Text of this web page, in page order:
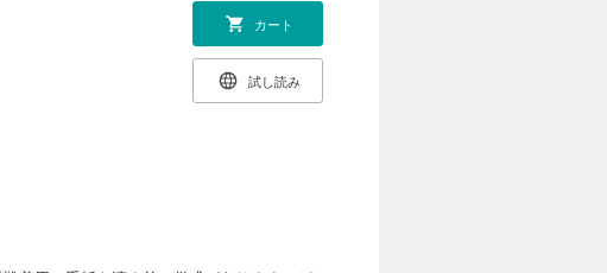
カート
試し読み